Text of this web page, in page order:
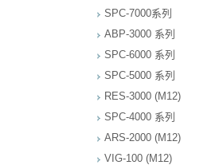
SPC-7000系列
ABP-3000 系列
SPC-6000 系列
SPC-5000 系列
RES-3000 (M12)
SPC-4000 系列
ARS-2000 (M12)
VIG-100 (M12)